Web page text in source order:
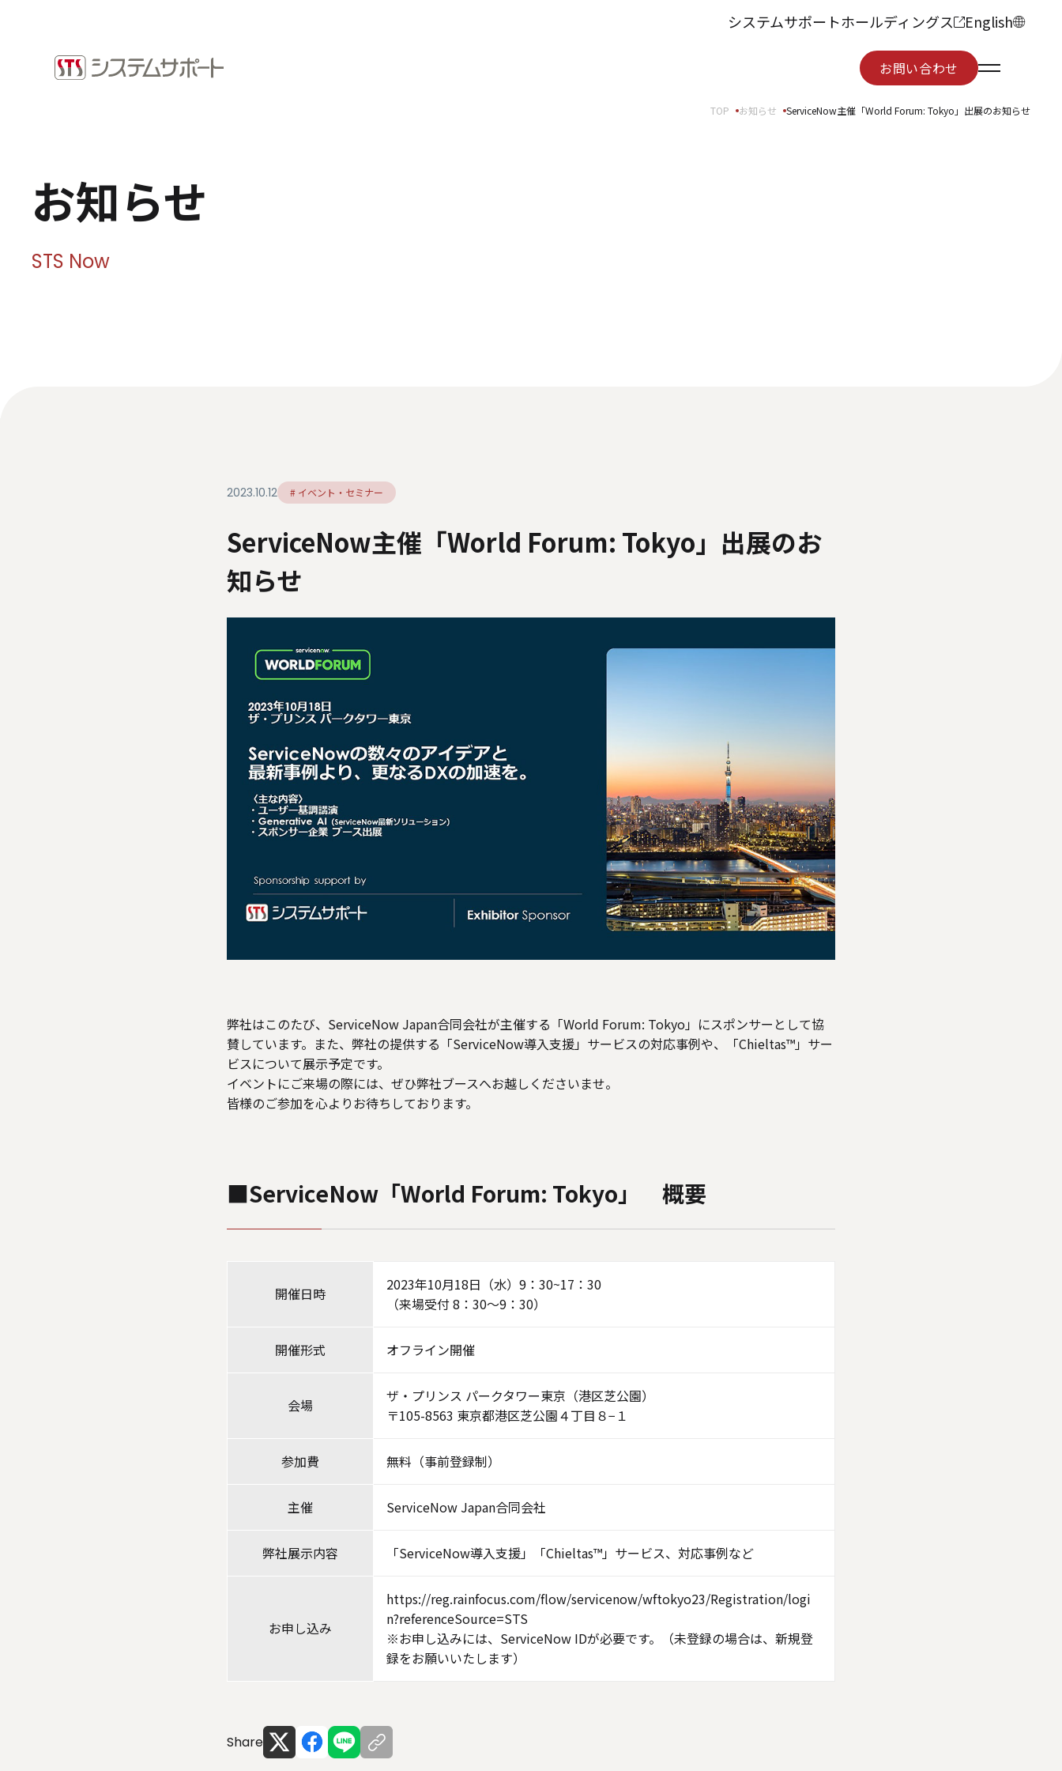
お問い合わせ
ソリューション・プロダクト
サステナビリティ
環境（E）
社会（S）
お問い合わせ
システムサポートホールディングス English
TOP お知らせ ServiceNow主催「World Forum: Tokyo」出展のお知らせ
お知らせ
STS Now
2023.10.12 # イベント・セミナー
ServiceNow主催「World Forum: Tokyo」出展のお
知らせ
弊社はこのたび、ServiceNow Japan合同会社が主催する「World Forum: Tokyo」にスポンサーとして協
賛しています。また、弊社の提供する「ServiceNow導入支援」サービスの対応事例や、「Chieltas™」サー
ビスについて展示予定です。
イベントにご来場の際には、ぜひ弊社ブースへお越しくださいませ。
皆様のご参加を心よりお待ちしております。
■ServiceNow「World Forum: Tokyo」 概要
開催日時
2023年10月18日（水）9：30~17：30
（来場受付 8：30～9：30）
開催形式 オフライン開催
会場
ザ・プリンス パークタワー東京（港区芝公園）
〒105-8563 東京都港区芝公園４丁目８−１
参加費 無料（事前登録制）
主催 ServiceNow Japan合同会社
弊社展示内容 「ServiceNow導入支援」「Chieltas™」サービス、対応事例など
お申し込み
https://reg.rainfocus.com/flow/servicenow/wftokyo23/Registration/logi
n?referenceSource=STS
※お申し込みには、ServiceNow IDが必要です。（未登録の場合は、新規登
録をお願いいたします）
Share